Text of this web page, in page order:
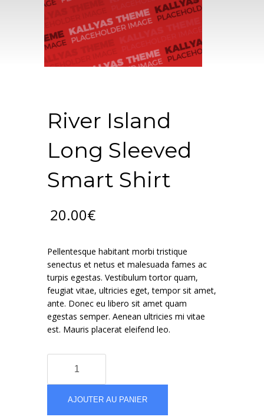
River Island
Long Sleeved
Smart Shirt
20.00€
Pellentesque habitant morbi tristique
senectus et netus et malesuada fames ac
turpis egestas. Vestibulum tortor quam,
feugiat vitae, ultricies eget, tempor sit amet,
ante. Donec eu libero sit amet quam
egestas semper. Aenean ultricies mi vitae
est. Mauris placerat eleifend leo.
River
IslandAJOUTER AU PANIER